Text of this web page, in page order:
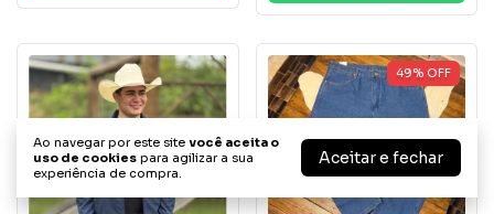
Ao navegar por este site você aceita o
uso de cookies para agilizar a sua
experiência de compra.
Aceitar e fechar
49% OFF